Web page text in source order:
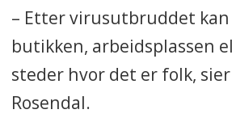
– Etter virusutbruddet kan
butikken, arbeidsplassen
steder hvor det er folk, sier
Rosendal.